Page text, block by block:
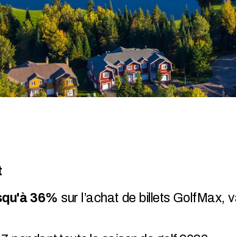
36% sur l’achat de billets GolfMax,